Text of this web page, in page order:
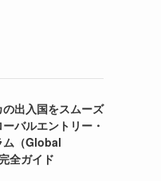
の出入国をスムーズ
バルエントリー・
ム（Global
全ガイド